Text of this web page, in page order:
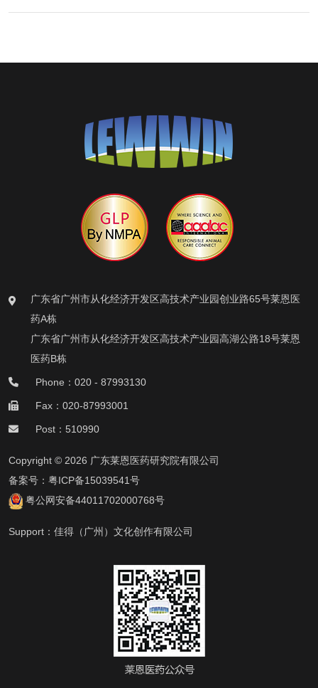
广东省广州市从化经济开发区高技术产业园创业路65号莱恩医
药A栋
广东省广州市从化经济开发区高技术产业园高湖公路18号莱恩
医药B栋
Phone：020 - 87993130
Fax：020-87993001
Post：510990
Copyright © 2026 广东莱恩医药研究院有限公司
备案号： 粤ICP备15039541号
粤公网安备44011702000768号
Support： 佳得（广州）文化创作有限公司